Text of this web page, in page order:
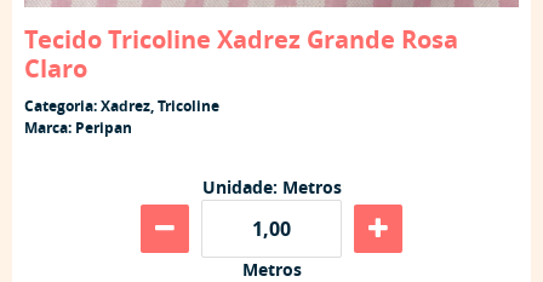
Tecido Tricoline Xadrez Grande Rosa
Claro
Categoria:Xadrez,Tricoline
Marca: Peripan
Unidade: Metros
Metros